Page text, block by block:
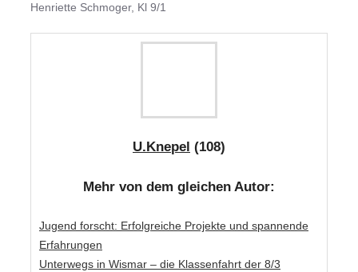
Henriette Schmoger, Kl 9/1
U.Knepel (108)
Mehr von dem gleichen Autor:
Jugend forscht: Erfolgreiche Projekte und spannende
Erfahrungen
Unterwegs in Wismar – die Klassenfahrt der 8/3